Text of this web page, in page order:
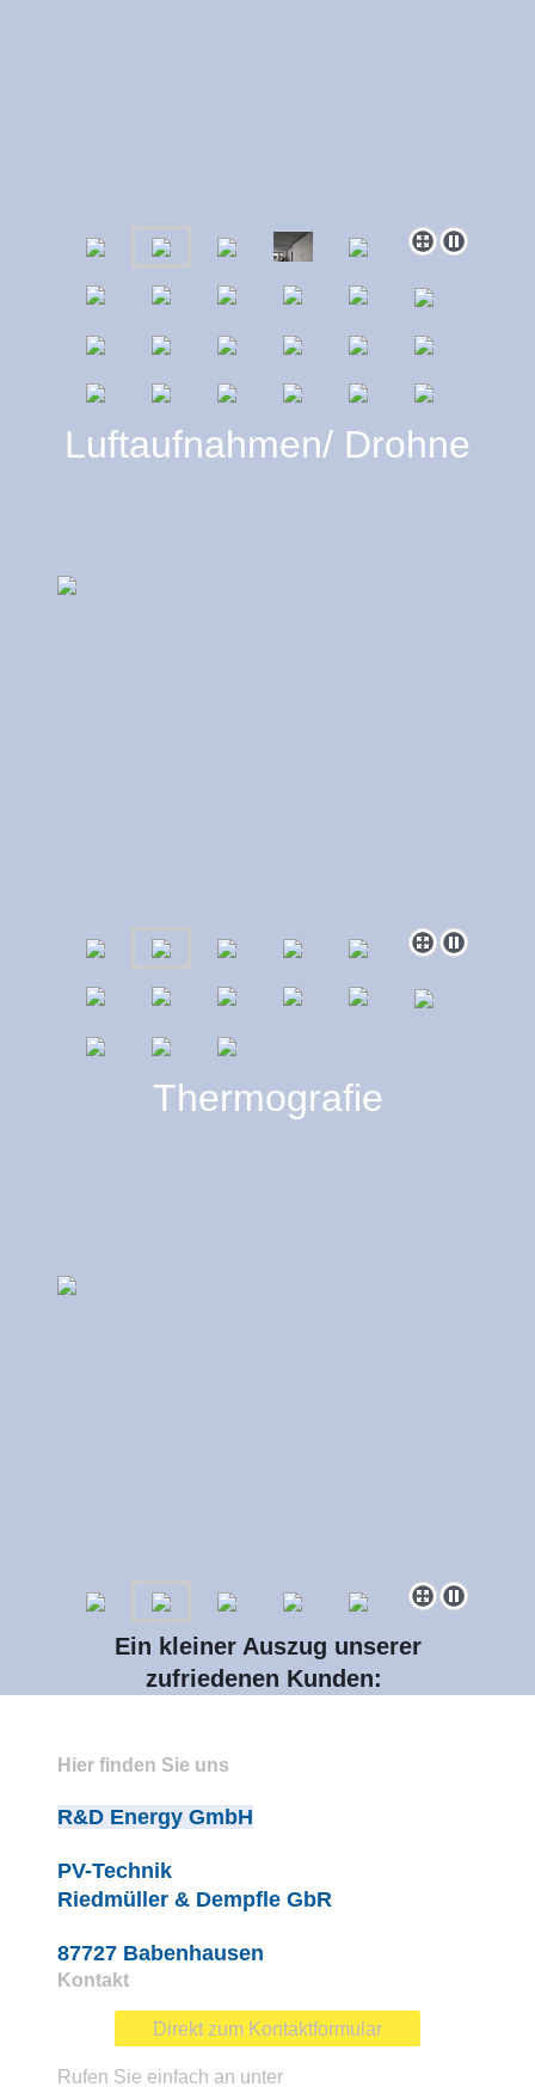
Luftaufnahmen/ Drohne
Thermografie
Ein kleiner Auszug unserer
zufriedenen Kunden:
Hier finden Sie uns
R&D Energy GmbH
PV-Technik
Riedmüller & Dempfle GbR
87727 Babenhausen
Kontakt
Direkt zum Kontaktformular
Rufen Sie einfach an unter